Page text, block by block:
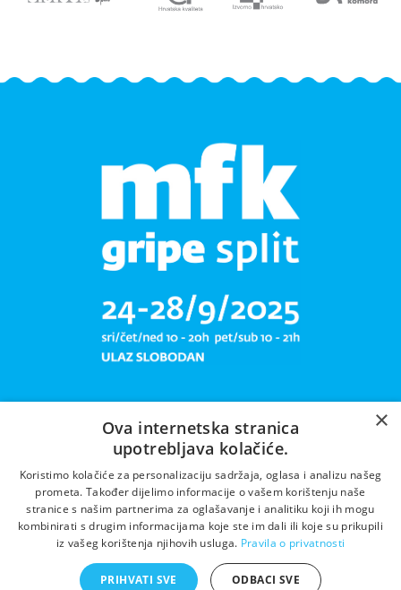
Libar plete mrižu svoju!
×
Ova internetska stranica
upotrebljava kolačiće.
Koristimo kolačiće za personalizaciju sadržaja, oglasa i analizu našeg
prometa. Također dijelimo informacije o vašem korištenju naše
stranice s našim partnerima za oglašavanje i analitiku koji ih mogu
kombinirati s drugim informacijama koje ste im dali ili koje su prikupili
iz vašeg korištenja njihovih usluga. Pravila o privatnosti
PRIHVATI SVE ODBACI SVE